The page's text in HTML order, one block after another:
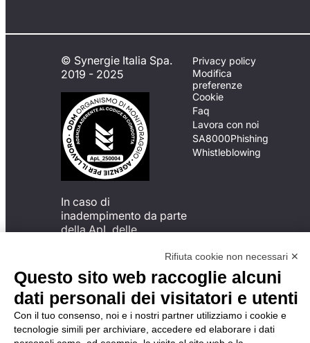
© Synergie Italia Spa.
2019 - 2025
In caso di
inadempimento da parte
della ApL delle
del Codice di Condotta, è
possibile presentare un
reclamo
all’Organismo di
Monitoraggio utilizzando
una delle modalità
descritte al seguente
Privacy policy
Modifica
preferenze
Cookie
Faq
Lavora con noi
SA8000Phishing
Whistleblowing
Rifiuta cookie non necessari ✕
Questo sito web raccoglie alcuni
dati personali dei visitatori e utenti
Con il tuo consenso, noi e i nostri partner utilizziamo i cookie e
tecnologie simili per archiviare, accedere ed elaborare i dati